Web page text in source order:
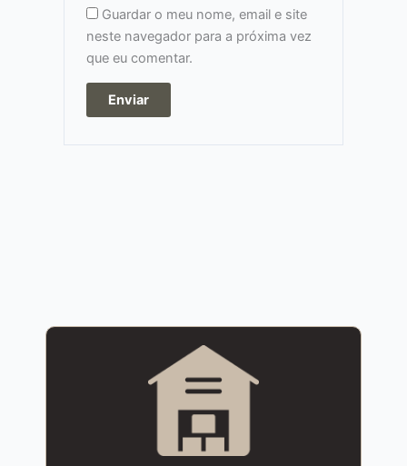
Guardar o meu nome, email e site
neste navegador para a próxima vez
que eu comentar.